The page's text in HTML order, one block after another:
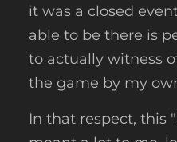
it was a closed
able to be there is
to actually witness
the game by my
In that respect, this